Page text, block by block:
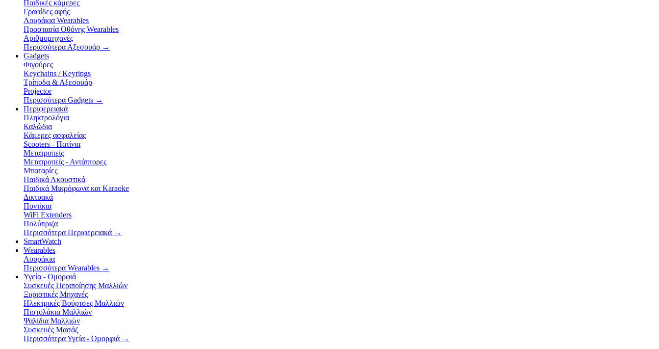
Παιδικές κάμερες
Γραφίδες αφής
Λουράκια Wearables
Προστασία Οθόνης Wearables
Αριθμομηχανές
Περισσότερα Αξεσουάρ →
Gadgets
Φιγούρες
Keychains / Keyrings
Τρίποδα & Αξεσουάρ
Projector
Περισσότερα Gadgets →
Περιφερειακά
Πληκτρολόγια
Καλώδια
Κάμερες ασφαλείας
Scooters - Πατίνια
Μετατροπείς
Μετατροπείς - Αντάπτορες
Μπαταρίες
Παιδικά Ακουστικά
Παιδικά Μικρόφωνα και Karaoke
Δικτυακά
Ποντίκια
WiFi Extenders
Πολύπριζα
Περισσότερα Περιφερειακά →
SmartWatch
Wearables
Λουράκια
Περισσότερα Wearables →
Υγεία - Ομορφιά
Συσκευές Περιποίησης Μαλλιών
Ξυριστικές Μηχανές
Ηλεκτρικές Βούρτσες Μαλλιών
Πιστολάκια Μαλλιών
Ψαλίδια Μαλλιών
Συσκευές Μασάζ
Περισσότερα Υγεία - Ομορφιά →